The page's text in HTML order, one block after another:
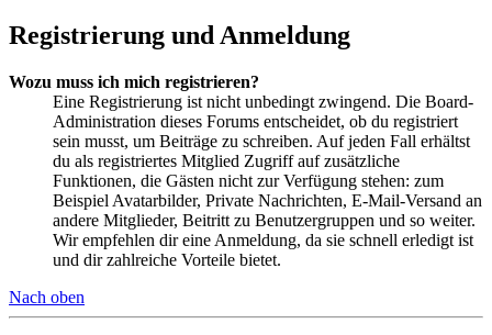
Registrierung und Anmeldung
Wozu muss ich mich registrieren?
Eine Registrierung ist nicht unbedingt zwingend. Die Board-
Administration dieses Forums entscheidet, ob du registriert
sein musst, um Beiträge zu schreiben. Auf jeden Fall erhältst
du als registriertes Mitglied Zugriff auf zusätzliche
Funktionen, die Gästen nicht zur Verfügung stehen: zum
Beispiel Avatarbilder, Private Nachrichten, E-Mail-Versand an
andere Mitglieder, Beitritt zu Benutzergruppen und so weiter.
Wir empfehlen dir eine Anmeldung, da sie schnell erledigt ist
und dir zahlreiche Vorteile bietet.
Nach oben